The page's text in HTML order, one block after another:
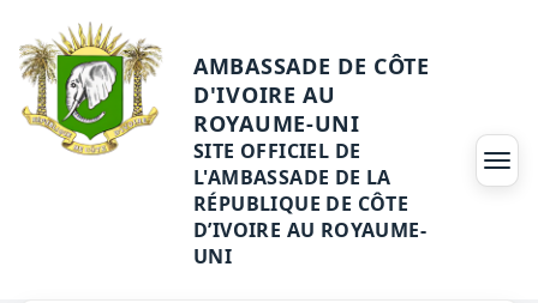
AMBASSADE DE CÔTE
D'IVOIRE AU
ROYAUME-UNI
SITE OFFICIEL DE
L'AMBASSADE DE LA
RÉPUBLIQUE DE CÔTE
D’IVOIRE AU ROYAUME-
UNI